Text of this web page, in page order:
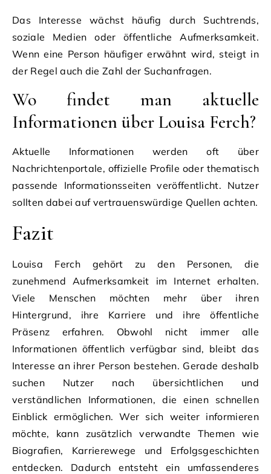
Das Interesse wächst häufig durch Suchtrends,
soziale Medien oder öffentliche Aufmerksamkeit.
Wenn eine Person häufiger erwähnt wird, steigt in
der Regel auch die Zahl der Suchanfragen.
Wo findet man aktuelle
Informationen über Louisa Ferch?
Aktuelle Informationen werden oft über
Nachrichtenportale, offizielle Profile oder thematisch
passende Informationsseiten veröffentlicht. Nutzer
sollten dabei auf vertrauenswürdige Quellen achten.
Fazit
Louisa Ferch gehört zu den Personen, die
zunehmend Aufmerksamkeit im Internet erhalten.
Viele Menschen möchten mehr über ihren
Hintergrund, ihre Karriere und ihre öffentliche
Präsenz erfahren. Obwohl nicht immer alle
Informationen öffentlich verfügbar sind, bleibt das
Interesse an ihrer Person bestehen. Gerade deshalb
suchen Nutzer nach übersichtlichen und
verständlichen Informationen, die einen schnellen
Einblick ermöglichen. Wer sich weiter informieren
möchte, kann zusätzlich verwandte Themen wie
Biografien, Karrierewege und Erfolgsgeschichten
entdecken. Dadurch entsteht ein umfassenderes